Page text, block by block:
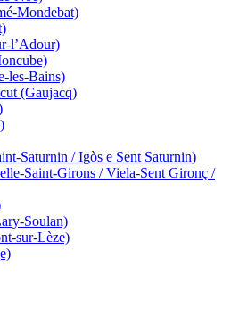
Mondebat)
l’Adour)
les-Bains)
(Gaujacq)
Saturnin / Igòs e Sent Saturnin)
Saint-Girons / Viela-Sent Gironç /
Soulan)
sur-Lèze)